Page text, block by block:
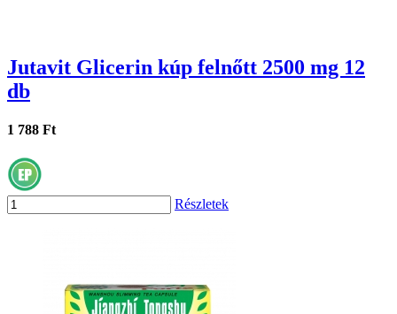
Jutavit Glicerin kúp felnőtt 2500 mg 12
db
1 788 Ft
Részletek